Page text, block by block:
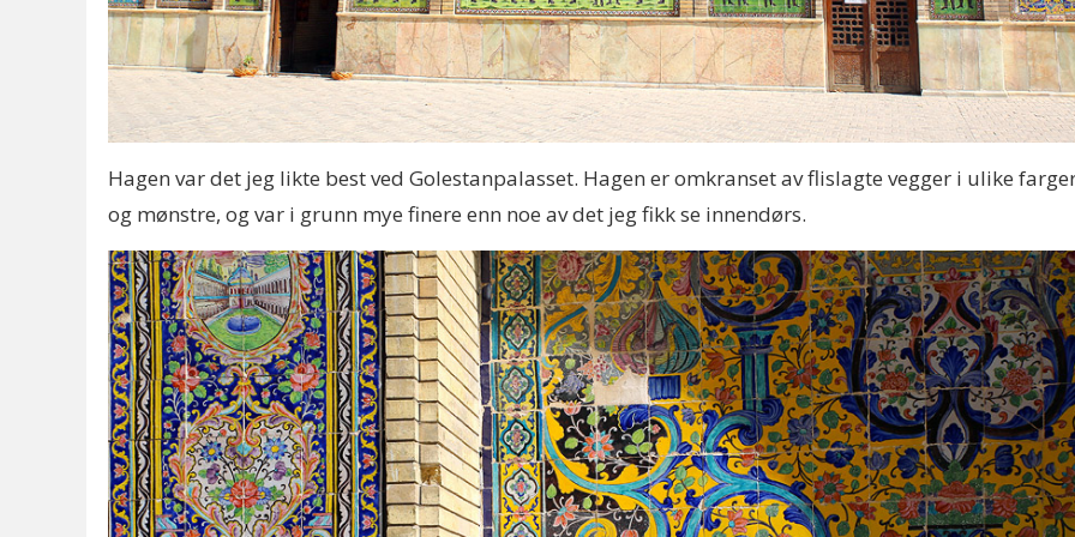
Hagen var det jeg likte best ved Golestanpalasset. Hagen er omkranset av flislagte vegger i ulike
og mønstre, og var i grunn mye finere enn noe av det jeg fikk se innendørs.